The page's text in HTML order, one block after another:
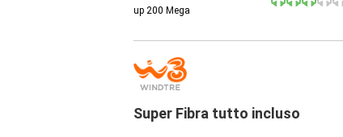
up 200 Mega
Super Fibra tutto incluso